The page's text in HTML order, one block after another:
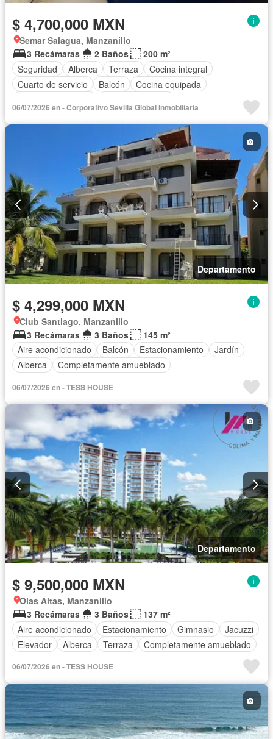
$ 4,700,000 MXN
Semar Salagua, Manzanillo
3 Recámaras
2 Baños
200 m²
Seguridad
Alberca Terraza
Cocina integral
Cuarto de servicio
Balcón
Cocina equipada
Recámara con closet
Completamente amueblado
06/07/2026 en - Corporativo Sevilla Global Inmobiliaria
Departamento
$ 4,299,000 MXN
Club Santiago, Manzanillo
3 Recámaras
3 Baños
145 m²
Aire acondicionado
Balcón Estacionamiento
Jardín
Alberca
Completamente amueblado
06/07/2026 en - TESS HOUSE
Departamento
$ 9,500,000 MXN
Olas Altas, Manzanillo
3 Recámaras
3 Baños
137 m²
Aire acondicionado
Estacionamiento Gimnasio
Jacuzzi
Elevador
Alberca Terraza Completamente amueblado
06/07/2026 en - TESS HOUSE